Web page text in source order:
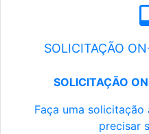
SOLICITAÇÃO
SOLICITAÇÃO
Faça uma
precisar